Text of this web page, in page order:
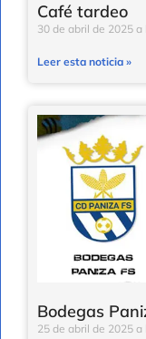
Café tardeo
30 de abril de 2025
Leer esta noticia »
Bodegas
25 de abril de 2025